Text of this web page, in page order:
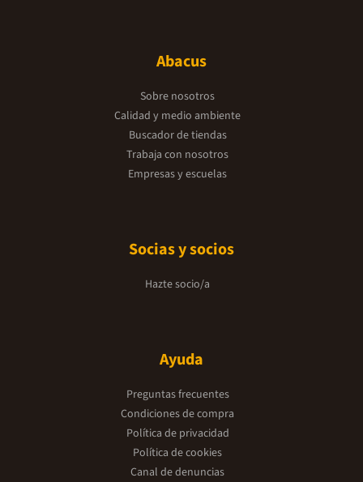
Abacus
Sobre nosotros
Calidad y medio ambiente
Buscador de tiendas
Trabaja con nosotros
Empresas y escuelas
Socias y socios
Hazte socio/a
Ayuda
Preguntas frecuentes
Condiciones de compra
Política de privacidad
Política de cookies
Canal de denuncias